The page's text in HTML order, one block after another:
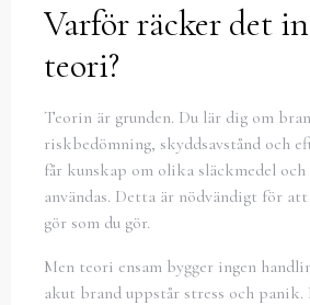
Varför räcker det
teori?
Teorin är grunden. Du lär dig om
riskbedömning, skyddsavstånd och
får kunskap om olika släckmedel och
användas. Detta är nödvändigt för
gör som du gör.
Men teori ensam bygger ingen
akut brand uppstår stress och panik.